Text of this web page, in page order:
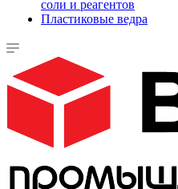
соли и реагентов
Пластиковые ведра